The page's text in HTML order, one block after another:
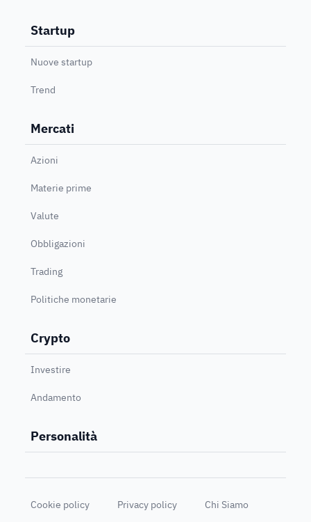
Startup
Nuove startup
Trend
Mercati
Azioni
Materie prime
Valute
Obbligazioni
Trading
Politiche monetarie
Crypto
Investire
Andamento
Personalità
Cookie policy Privacy policy Chi Siamo